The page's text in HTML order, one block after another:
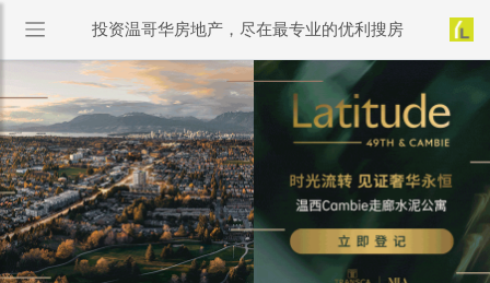
投资温哥华房地产，尽在最专业的优利搜房